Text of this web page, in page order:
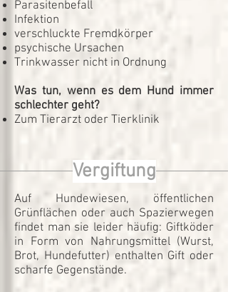
Parasitenbefall
Infektion
verschluckte Fremdkörper
psychische Ursachen
Trinkwasser nicht in Ordnung
Was tun, wenn es dem Hund immer
schlechter geht?
Zum Tierarzt oder Tierklinik
Vergiftung
Auf Hundewiesen, öffentlichen
Grünflächen oder auch Spazierwegen
findet man sie leider häufig: Giftköder
in Form von Nahrungsmittel (Wurst,
Brot, Hundefutter) enthalten Gift oder
scharfe Gegenstände.